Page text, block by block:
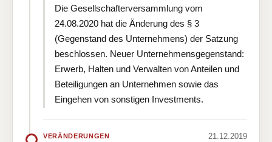
Die Gesellschafterversammlung vom
24.08.2020 hat die Änderung des § 3
(Gegenstand des Unternehmens) der Satzung
beschlossen. Neuer Unternehmensgegenstand:
Erwerb, Halten und Verwalten von Anteilen und
Beteiligungen an Unternehmen sowie das
Eingehen von sonstigen Investments.
VERÄNDERUNGEN 21.12.2019